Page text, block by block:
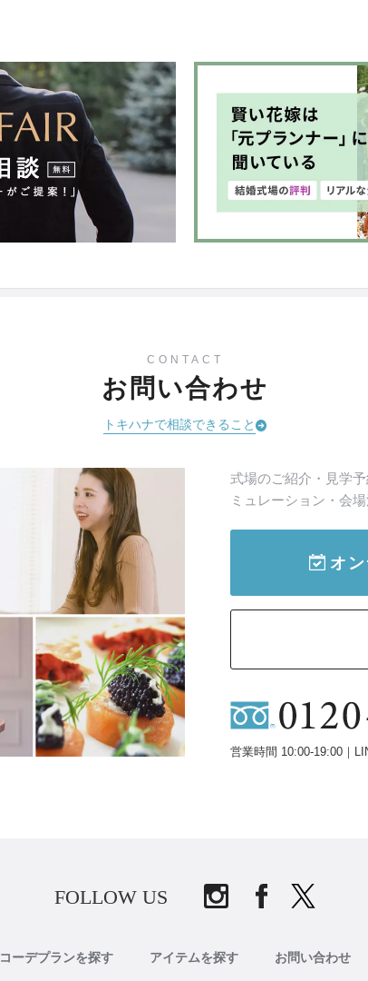
CONTACT
お問い合わせ
トキハナで相談できること
式場のご紹介・見学
ミュレーション・会
オ
営業時間 10:00-19:00｜
FOLLOW US
コーデプランを探す アイテムを探す お問い合わせ